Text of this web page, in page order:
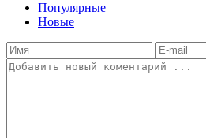
Популярные
Новые